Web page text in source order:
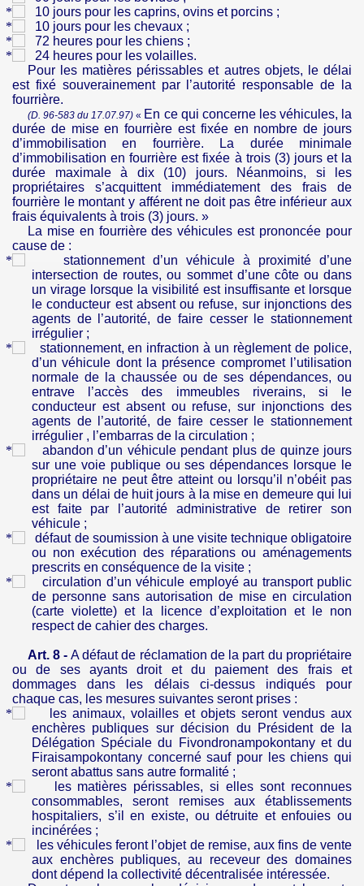
10 jours pour les caprins, ovins et porcins ;
10 jours pour les chevaux ;
72 heures pour les chiens ;
24 heures pour les volailles.
Pour les matières périssables et autres objets, le délai
est fixé souverainement par l’autorité responsable de la
fourrière.
(D. 96-583 du 17.07.97)« En ce qui concerne les véhicules, la
durée de mise en fourrière est fixée en nombre de jours
d’immobilisation en fourrière. La durée minimale
d’immobilisation en fourrière est fixée à trois (3) jours et la
durée maximale à dix (10) jours. Néanmoins, si les
propriétaires s’acquittent immédiatement des frais de
fourrière le montant y afférent ne doit pas être inférieur aux
frais équivalents à trois (3) jours. »
La mise en fourrière des véhicules est prononcée pour
cause de :
stationnement d’un véhicule à proximité d’une
intersection de routes, ou sommet d’une côte ou dans
un virage lorsque la visibilité est insuffisante et lorsque
le conducteur est absent ou refuse, sur injonctions des
agents de l’autorité, de faire cesser le stationnement
irrégulier ;
stationnement, en infraction à un règlement de police,
d’un véhicule dont la présence compromet l’utilisation
normale de la chaussée ou de ses dépendances, ou
entrave l’accès des immeubles riverains, si le
conducteur est absent ou refuse, sur injonctions des
agents de l’autorité, de faire cesser le stationnement
irrégulier , l’embarras de la circulation ;
abandon d’un véhicule pendant plus de quinze jours
sur une voie publique ou ses dépendances lorsque le
propriétaire ne peut être atteint ou lorsqu’il n’obéit pas
dans un délai de huit jours à la mise en demeure qui lui
est faite par l’autorité administrative de retirer son
véhicule ;
défaut de soumission à une visite technique obligatoire
ou non exécution des réparations ou aménagements
prescrits en conséquence de la visite ;
circulation d’un véhicule employé au transport public
de personne sans autorisation de mise en circulation
(carte violette) et la licence d’exploitation et le non
respect de cahier des charges.
Art. 8 - A défaut de réclamation de la part du propriétaire
ou de ses ayants droit et du paiement des frais et
dommages dans les délais ci-dessus indiqués pour
chaque cas, les mesures suivantes seront prises :
les animaux, volailles et objets seront vendus aux
enchères publiques sur décision du Président de la
Délégation Spéciale du Fivondronampokontany et du
Firaisampokontany concerné sauf pour les chiens qui
seront abattus sans autre formalité ;
les matières périssables, si elles sont reconnues
consommables, seront remises aux établissements
hospitaliers, s’il en existe, ou détruite et enfouies ou
incinérées ;
les véhicules feront l’objet de remise, aux fins de vente
aux enchères publiques, au receveur des domaines
dont dépend la collectivité décentralisée intéressée.